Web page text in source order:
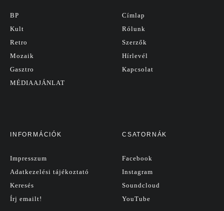
BP
Kult
Retro
Mozaik
Gasztro
MÉDIAAJÁNLAT
Címlap
Rólunk
Szerzők
Hírlevél
Kapcsolat
INFORMÁCIÓK
Impresszum
Adatkezelési tájékoztató
Keresés
Írj emailt!
CSATORNÁK
Facebook
Instagram
Soundcloud
YouTube